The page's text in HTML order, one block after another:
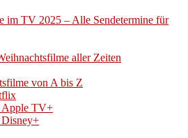
im TV 2025 – Alle Sendetermine für
aller Zeiten
von A bis Z
Apple TV+